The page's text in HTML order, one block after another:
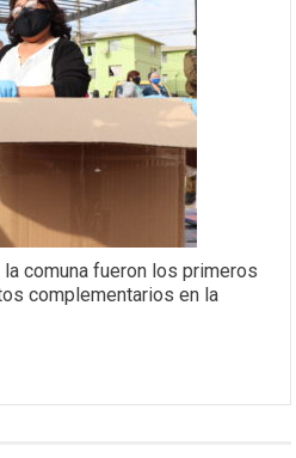
comuna fueron los primeros
complementarios en la